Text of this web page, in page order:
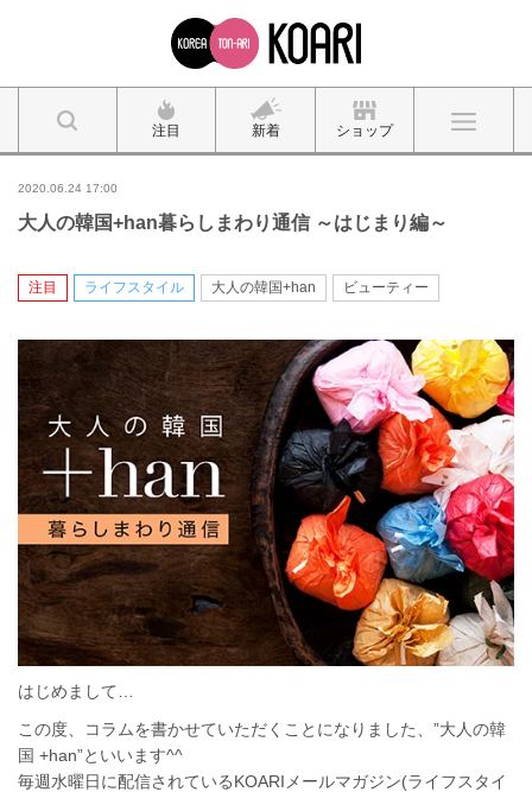
注目 新着 ショップ
2020.06.24 17:00
大人の韓国+han暮らしまわり通信 ～はじまり編～
注目 ライフスタイル 大人の韓国+han ビューティー
はじめまして…
この度、コラムを書かせていただくことになりました、”大人の韓
国 +han”といいます^^
毎週水曜日に配信されているKOARIメールマガジン(ライフスタイ